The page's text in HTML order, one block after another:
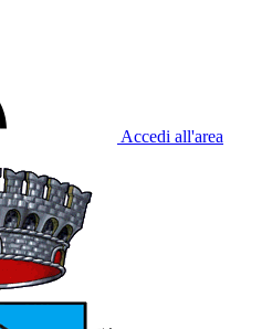
Accedi all'area